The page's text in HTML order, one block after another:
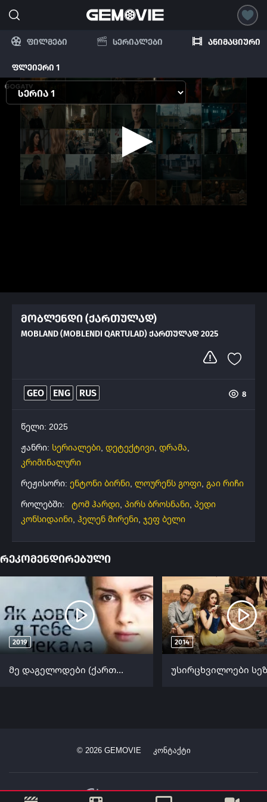
ფილმები სერიალები ანიმაციური
ფლეიერი 1
მობლენდი (ქართულად)
MOBLAND (MOBLENDI QARTULAD) ᲥᲐᲠᲗᲣᲚᲐᲓ 2025
GEO ENG RUS 8
წელი: 2025
ჟანრი: სერიალები, დეტექტივი, დრამა,
კრიმინალური
რეჟისორი: ენტონი ბირნი, ლოურენს გოფი, გაი რიჩი
როლებში:
ტომ ჰარდი, პირს ბროსნანი, პედი
კონსიდაინი, ჰელენ მირენი, ჯეფ ბელი
რეკომენდირებული
2019
მე დაგელოდები (ქართულად) / Как долго я тебя ждала (Me Dagelodebi Qartulad) ქართულად 2019
2014
© 2026GEMOVIE კონტაქტი